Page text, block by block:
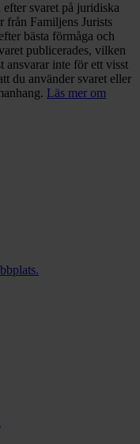
efter svaret på juridiska
från Familjens Jurists
bästa förmåga och
publicerades, vilken
ansvarar inte för ett visst
du använder svaret eller
Läs mer om